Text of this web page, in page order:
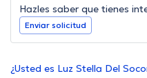
Hazles saber que tienes
Enviar solicitud
¿Usted es Luz Stella Del